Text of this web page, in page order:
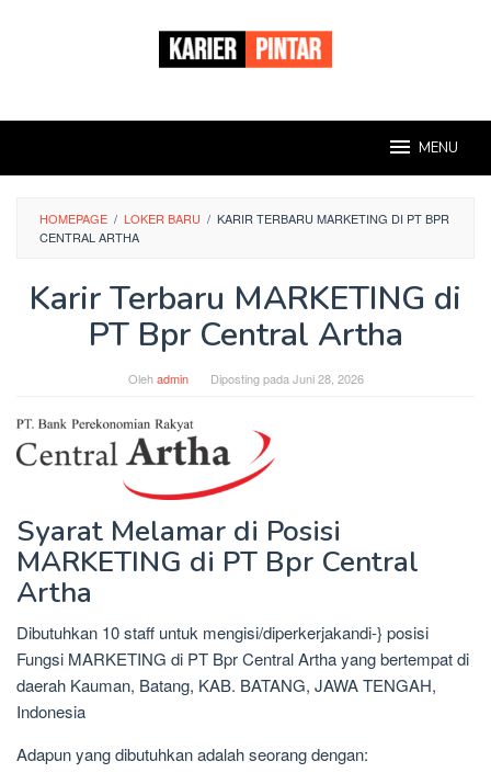
MENU
HOMEPAGE / LOKER BARU / KARIR TERBARU MARKETING DI PT BPR
CENTRAL ARTHA
Karir Terbaru MARKETING di
PT Bpr Central Artha
Olehadmin Diposting pada Juni 28, 2026
Syarat Melamar di Posisi
MARKETING di PT Bpr Central
Artha
Dibutuhkan 10 staff untuk mengisi/diperkerjakandi-} posisi
Fungsi MARKETING di PT Bpr Central Artha yang bertempat di
daerah Kauman, Batang, KAB. BATANG, JAWA TENGAH,
Indonesia
Adapun yang dibutuhkan adalah seorang dengan: